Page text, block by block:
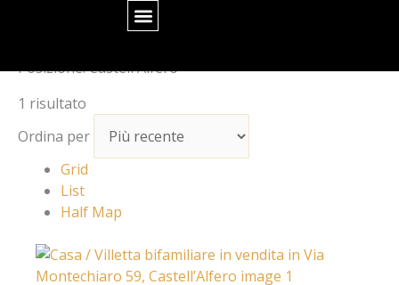
Posizione:Castell'Alfero
1 risultato
Ordina per
Grid
List
Half Map